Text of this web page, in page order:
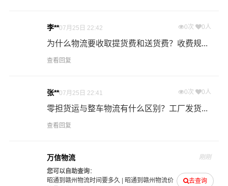
李**07月25日 22:42 0次 0人
为什么物流要收取提货费和送货费？收费规...
查看回复
张**07月25日 22:41 0次 0人
零担货运与整车物流有什么区别？工厂发货...
查看回复
万信物流 刚刚
去查询
您可以自助查询：
昭通到赣州物流时间要多久
昭通到赣州物流价